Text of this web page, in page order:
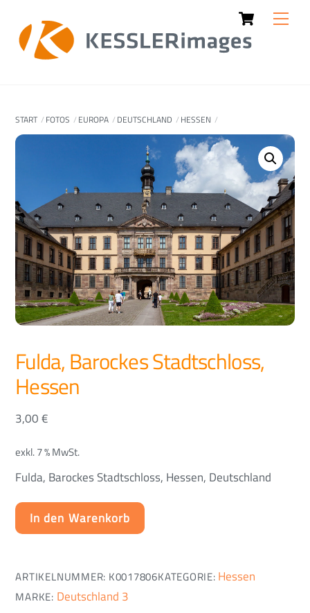
content
Cart
START FOTOS EUROPA DEUTSCHLAND HESSEN
Fulda, Barockes Stadtschloss,
Hessen
3,00€
exkl. 7 % MwSt.
Fulda, Barockes Stadtschloss, Hessen, Deutschland
In den Warenkorb
ARTIKELNUMMER: K0017806KATEGORIE: Hessen
MARKE: Deutschland 3